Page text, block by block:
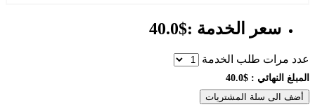
سعر الخدمة :$40.0
عدد مرات طلب الخدمة
المبلغ النهائي : $40.0
أضف الى سلة المشتريات